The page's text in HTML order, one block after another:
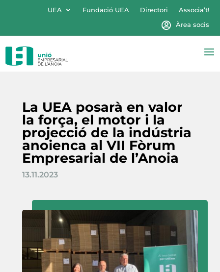
UEA Fundació UEA Directori
Associa’t!
Àrea socis
La UEA posarà en valor
la força, el motor i la
projecció de la indústria
anoienca al VII Fòrum
Empresarial de l’Anoia
13.11.2023